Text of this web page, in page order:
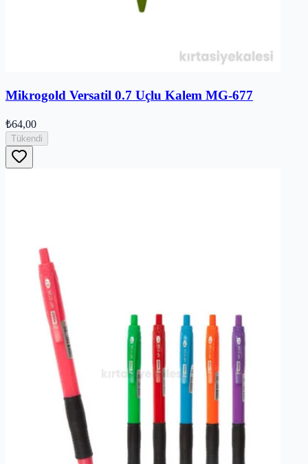
Mikrogold Versatil 0.7 Uçlu Kalem MG-677
₺64,00
Tükendi